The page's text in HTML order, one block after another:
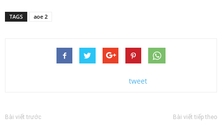
TAGS aoe 2
tweet
Bài viết trước Bài viết tiếp theo